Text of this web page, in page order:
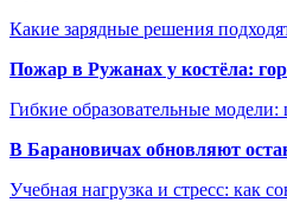
Какие зарядные решения
Пожар в Ружанах у костёла:
Гибкие образовательные
В Барановичах обновляют
Учебная нагрузка и стресс: как